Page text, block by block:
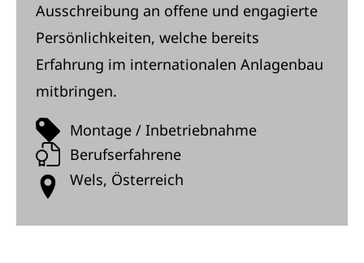
Ausschreibung an offene und engagierte
Persönlichkeiten, welche bereits
Erfahrung im internationalen Anlagenbau
mitbringen.
Montage / Inbetriebnahme
Berufserfahrene
Wels, Österreich